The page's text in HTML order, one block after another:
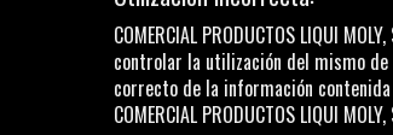
COMERCIAL PRODUCTOS LIQUI MOLY,
controlar la utilización del mismo
correcto de la información
COMERCIAL PRODUCTOS LIQUI MOLY,